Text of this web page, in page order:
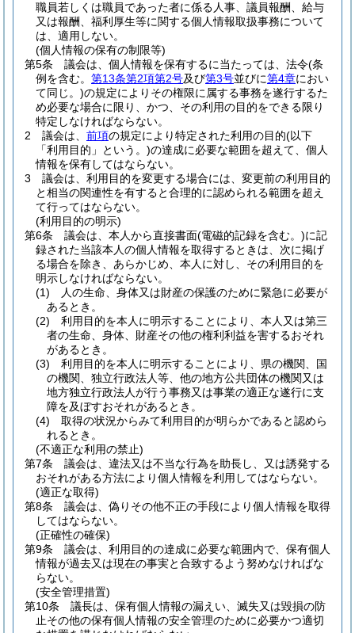
職員若しくは職員であった者に係る人事、議員報酬、給与
又は報酬、福利厚生等に関する個人情報取扱事務について
は、適用しない。
(個人情報の保有の制限等)
第5条
議会は、個人情報を保有するに当たっては、法令(条
例を含む。 第13条第2項第2号及び第3号並びに第4章におい
て同じ。)の規定によりその権限に属する事務を遂行するた
め必要な場合に限り、かつ、その利用の目的をできる限り
特定しなければならない。
2
議会は、 前項の規定により特定された利用の目的(以下
「利用目的」という。)の達成に必要な範囲を超えて、個人
情報を保有してはならない。
3
議会は、利用目的を変更する場合には、変更前の利用目的
と相当の関連性を有すると合理的に認められる範囲を超え
て行ってはならない。
(利用目的の明示)
第6条
議会は、本人から直接書面(電磁的記録を含む。)に記
録された当該本人の個人情報を取得するときは、次に掲げ
る場合を除き、あらかじめ、本人に対し、その利用目的を
明示しなければならない。
(1)
人の生命、身体又は財産の保護のために緊急に必要が
あるとき。
(2)
利用目的を本人に明示することにより、本人又は第三
者の生命、身体、財産その他の権利利益を害するおそれ
があるとき。
(3)
利用目的を本人に明示することにより、県の機関、国
の機関、独立行政法人等、他の地方公共団体の機関又は
地方独立行政法人が行う事務又は事業の適正な遂行に支
障を及ぼすおそれがあるとき。
(4)
取得の状況からみて利用目的が明らかであると認めら
れるとき。
(不適正な利用の禁止)
第7条
議会は、違法又は不当な行為を助長し、又は誘発する
おそれがある方法により個人情報を利用してはならない。
(適正な取得)
第8条
議会は、偽りその他不正の手段により個人情報を取得
してはならない。
(正確性の確保)
第9条
議会は、利用目的の達成に必要な範囲内で、保有個人
情報が過去又は現在の事実と合致するよう努めなければな
らない。
(安全管理措置)
第10条
議長は、保有個人情報の漏えい、滅失又は毀損の防
止その他の保有個人情報の安全管理のために必要かつ適切